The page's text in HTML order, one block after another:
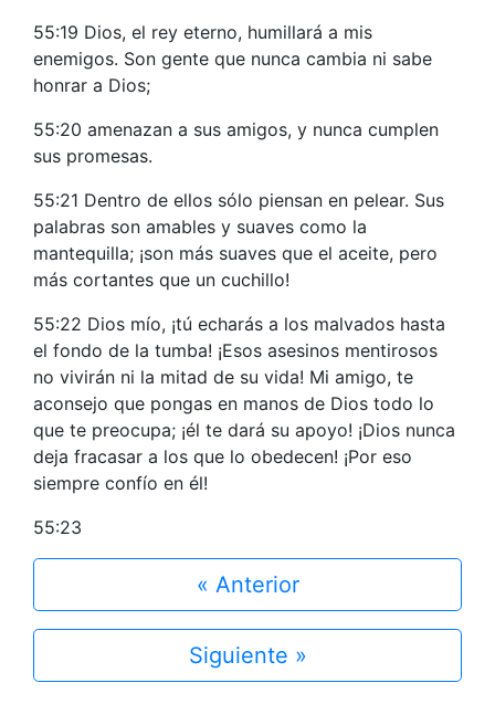
55:19 Dios, el rey eterno, humillará a mis
enemigos. Son gente que nunca cambia ni sabe
honrar a Dios;
55:20 amenazan a sus amigos, y nunca cumplen
sus promesas.
55:21 Dentro de ellos sólo piensan en pelear. Sus
palabras son amables y suaves como la
mantequilla; ¡son más suaves que el aceite, pero
más cortantes que un cuchillo!
55:22 Dios mío, ¡tú echarás a los malvados hasta
el fondo de la tumba! ¡Esos asesinos mentirosos
no vivirán ni la mitad de su vida! Mi amigo, te
aconsejo que pongas en manos de Dios todo lo
que te preocupa; ¡él te dará su apoyo! ¡Dios nunca
deja fracasar a los que lo obedecen! ¡Por eso
siempre confío en él!
55:23
« Anterior
Siguiente »